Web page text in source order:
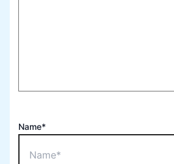
Name*